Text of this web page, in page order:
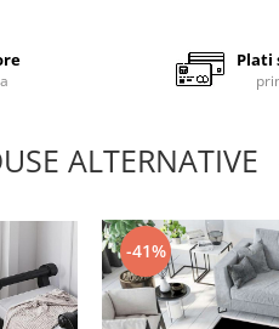
Plati
ALTERNATIVE
-41%